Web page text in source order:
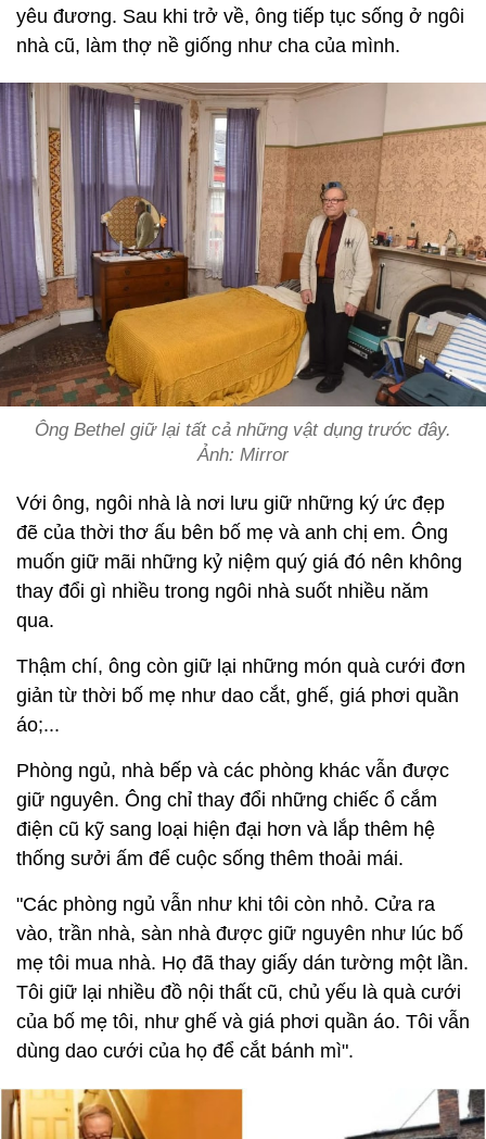
yêu đương. Sau khi trở về, ông tiếp tục sống ở ngôi
nhà cũ, làm thợ nề giống như cha của mình.
Ông Bethel giữ lại tất cả những vật dụng trước đây.
Ảnh: Mirror
Với ông, ngôi nhà là nơi lưu giữ những ký ức đẹp
đẽ của thời thơ ấu bên bố mẹ và anh chị em. Ông
muốn giữ mãi những kỷ niệm quý giá đó nên không
thay đổi gì nhiều trong ngôi nhà suốt nhiều năm
qua.
Thậm chí, ông còn giữ lại những món quà cưới đơn
giản từ thời bố mẹ như dao cắt, ghế, giá phơi quần
áo;...
Phòng ngủ, nhà bếp và các phòng khác vẫn được
giữ nguyên. Ông chỉ thay đổi những chiếc ổ cắm
điện cũ kỹ sang loại hiện đại hơn và lắp thêm hệ
thống sưởi ấm để cuộc sống thêm thoải mái.
"Các phòng ngủ vẫn như khi tôi còn nhỏ. Cửa ra
vào, trần nhà, sàn nhà được giữ nguyên như lúc bố
mẹ tôi mua nhà. Họ đã thay giấy dán tường một lần.
Tôi giữ lại nhiều đồ nội thất cũ, chủ yếu là quà cưới
của bố mẹ tôi, như ghế và giá phơi quần áo. Tôi vẫn
dùng dao cưới của họ để cắt bánh mì".